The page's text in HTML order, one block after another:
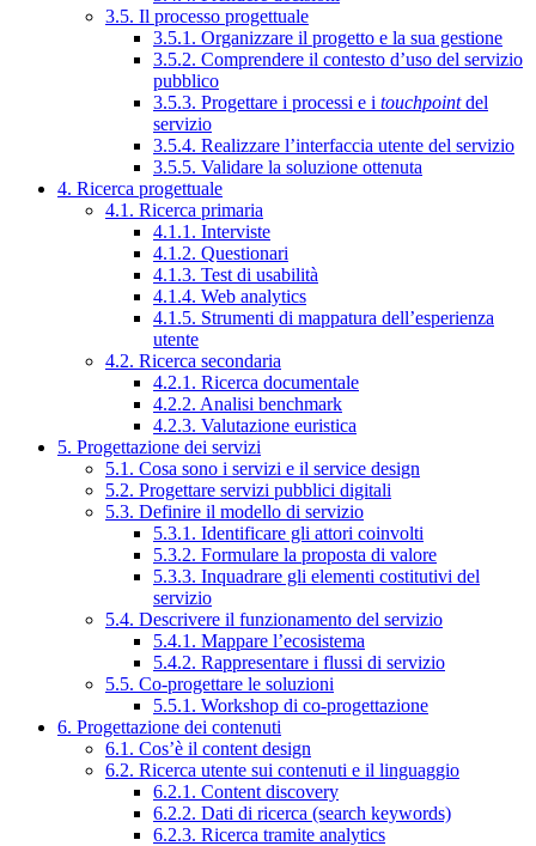
3.5. Il processo progettuale
3.5.1. Organizzare il progetto e la sua gestione
3.5.2. Comprendere il contesto d’uso del servizio
pubblico
3.5.3. Progettare i processi e i touchpointdel
servizio
3.5.4. Realizzare l’interfaccia utente del servizio
3.5.5. Validare la soluzione ottenuta
4. Ricerca progettuale
4.1. Ricerca primaria
4.1.1. Interviste
4.1.2. Questionari
4.1.3. Test di usabilità
4.1.4. Web analytics
4.1.5. Strumenti di mappatura dell’esperienza
utente
4.2. Ricerca secondaria
4.2.1. Ricerca documentale
4.2.2. Analisi benchmark
4.2.3. Valutazione euristica
5. Progettazione dei servizi
5.1. Cosa sono i servizi e il service design
5.2. Progettare servizi pubblici digitali
5.3. Definire il modello di servizio
5.3.1. Identificare gli attori coinvolti
5.3.2. Formulare la proposta di valore
5.3.3. Inquadrare gli elementi costitutivi del
servizio
5.4. Descrivere il funzionamento del servizio
5.4.1. Mappare l’ecosistema
5.4.2. Rappresentare i flussi di servizio
5.5. Co-progettare le soluzioni
5.5.1. Workshop di co-progettazione
6. Progettazione dei contenuti
6.1. Cos’è il content design
6.2. Ricerca utente sui contenuti e il linguaggio
6.2.1. Content discovery
6.2.2. Dati di ricerca (search keywords)
6.2.3. Ricerca tramite analytics